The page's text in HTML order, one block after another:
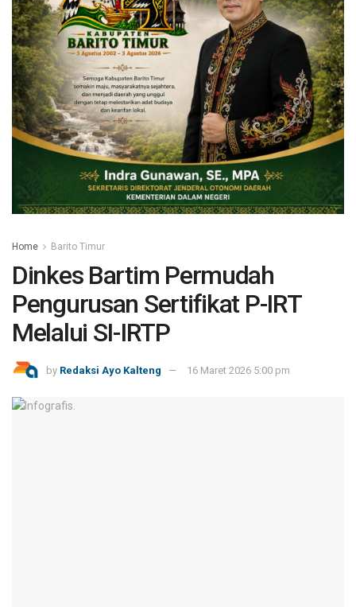
Home Barito Timur
Dinkes Bartim Permudah
Pengurusan Sertifikat P-IRT
Melalui SI-IRTP
by Redaksi Ayo Kalteng 16 Maret 2026 5:00 pm